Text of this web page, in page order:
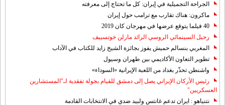
الجراحة التجميلية في إيران: كل ما تحتاج إلى معرفته
ماكرون: هناك تقارب مع ترامب حول إيران
40 فيلما يتوقع عرضها في مهرجان كان 2019
رحيل السينمائي الروسي الرائد مارلن خوتسييف
المغربي بنسالم حميش يفوز بجائزة الشيخ زايد للكتاب في الآداب
تطوير التعاون الأكاديمي بين طهران وسيول
واشنطن تحذّر بغداد من اللعبة الإيرانية «السوداء»
رئيس الأركان الإيراني يصل إلى دمشق للقيام بجولة تفقدية لـ"المستشارين
العسكريين"
نتنياهو : ايران تدعم غانتس ولبيد ضدي في الانتخابات القادمة